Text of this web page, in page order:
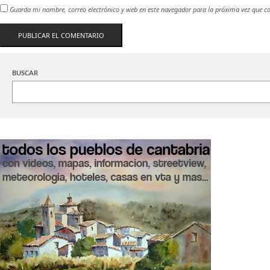
Guarda mi nombre, correo electrónico y web en este navegador para la próxima vez que
BUSCAR